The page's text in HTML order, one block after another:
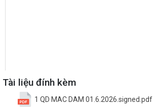
Tài liệu đính kèm
1 QD MAC DAM 01.6.2026.signed.pdf